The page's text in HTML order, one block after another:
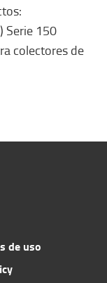
Serie 150
colectores de
de uso